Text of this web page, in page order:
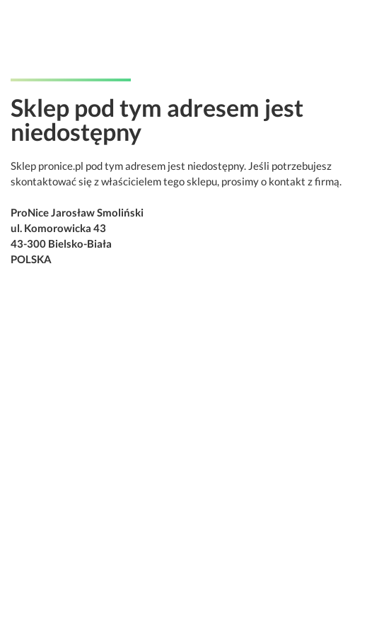
Sklep pod tym adresem jest
niedostępny
Sklep pronice.pl pod tym adresem jest niedostępny. Jeśli potrzebujesz
skontaktować się z właścicielem tego sklepu, prosimy o kontakt z firmą.
ProNice Jarosław Smoliński
ul. Komorowicka 43
43-300 Bielsko-Biała
POLSKA